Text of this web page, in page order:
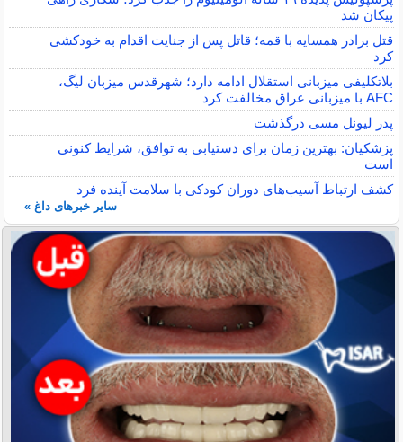
پیکان شد
قتل برادر همسایه با قمه؛ قاتل پس از جنایت اقدام به خودکشی
کرد
بلاتکلیفی میزبانی استقلال ادامه دارد؛ شهرقدس میزبان لیگ،
AFC با میزبانی عراق مخالفت کرد
پدر لیونل مسی درگذشت
پزشکیان: بهترین زمان برای دستیابی به توافق، شرایط کنونی
است
کشف ارتباط آسیب‌های دوران کودکی با سلامت آینده فرد
سایر خبرهای داغ »